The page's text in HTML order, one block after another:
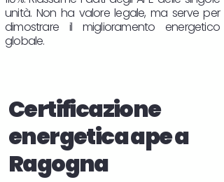
unità. Non ha valore legale, ma serve per
dimostrare il miglioramento energetico
globale.
Certificazione
energetica ape a
Ragogna